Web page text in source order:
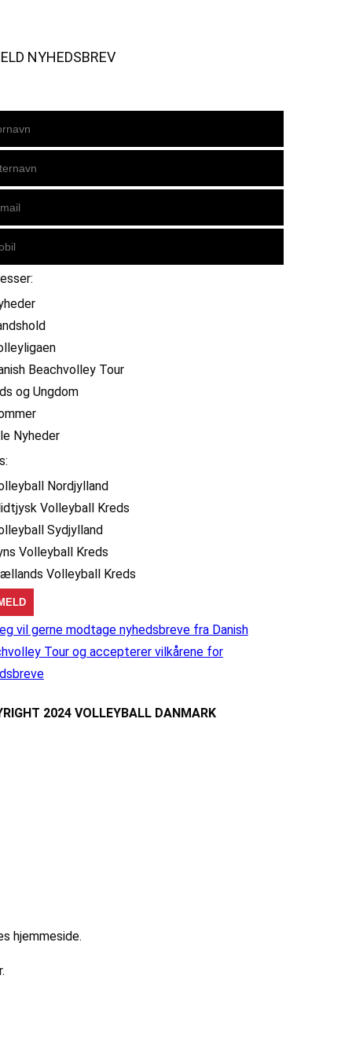
NYHEDSBREV
Beachvolley Tour
og Ungdom
Nyheder
Nordjylland
Volleyball Kreds
Sydjylland
Volleyball Kreds
Volleyball Kreds
vil gerne modtage nyhedsbreve fra Danish
Tour og accepterer vilkårene for
2024 VOLLEYBALL DANMARK
hjemmeside.